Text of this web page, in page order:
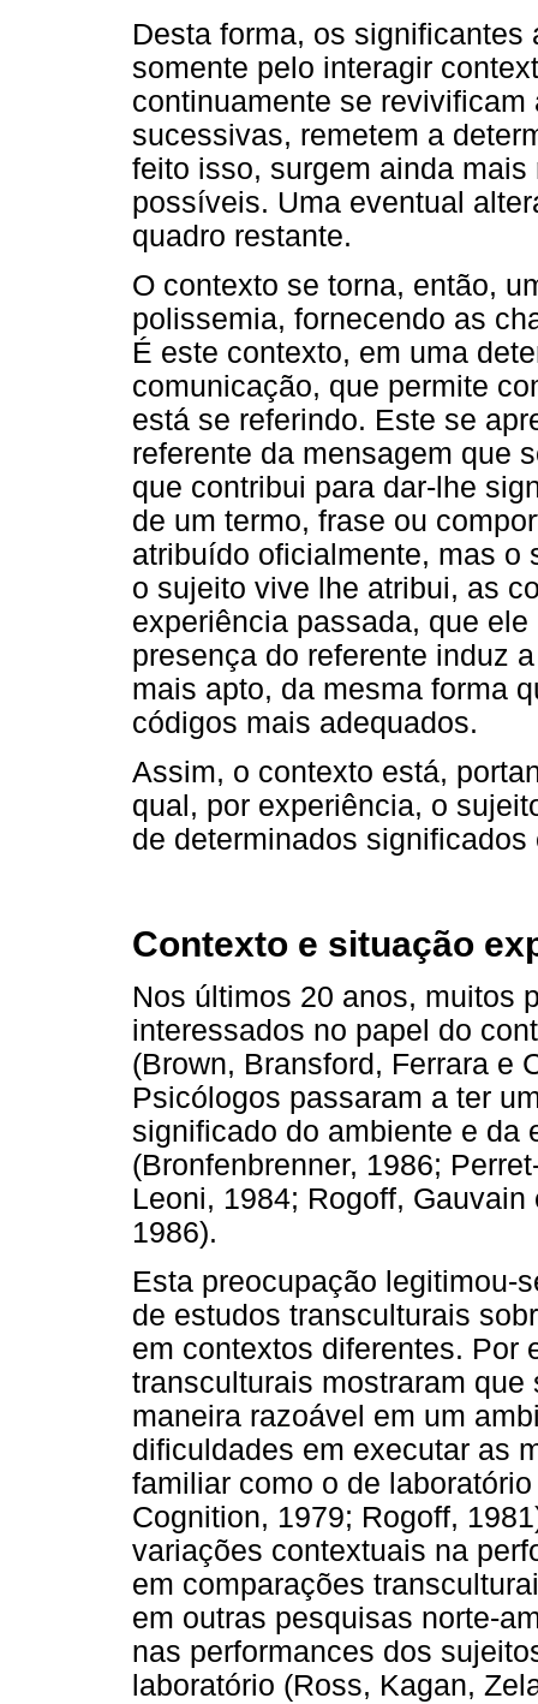
Desta forma, os
somente pelo interagir
continuamente se
sucessivas, remetem a
feito isso, surgem ainda
possíveis. Uma eventual
quadro restante.
O contexto se torna, então,
polissemia, fornecendo as
É este contexto, em uma
comunicação, que permite
está se referindo. Este se
referente da mensagem que
que contribui para dar-lhe
de um termo, frase ou
atribuído oficialmente, mas o
o sujeito vive lhe atribui, as
experiência passada, que
presença do referente induz
mais apto, da mesma forma
códigos mais adequados.
Assim, o contexto está,
qual, por experiência, o
de determinados
Contexto e situação
Nos últimos 20 anos, muitos
interessados no papel do
(Brown, Bransford, Ferrara e
Psicólogos passaram a ter
significado do ambiente e da
(Bronfenbrenner, 1986;
Leoni, 1984; Rogoff,
1986).
Esta preocupação legitimou-
de estudos transculturais
em contextos diferentes. Por
transculturais mostraram
maneira razoável em um
dificuldades em executar as
familiar como o de
Cognition, 1979; Rogoff,
variações contextuais na
em comparações
em outras pesquisas norte-
nas performances dos
laboratório (Ross, Kagan,